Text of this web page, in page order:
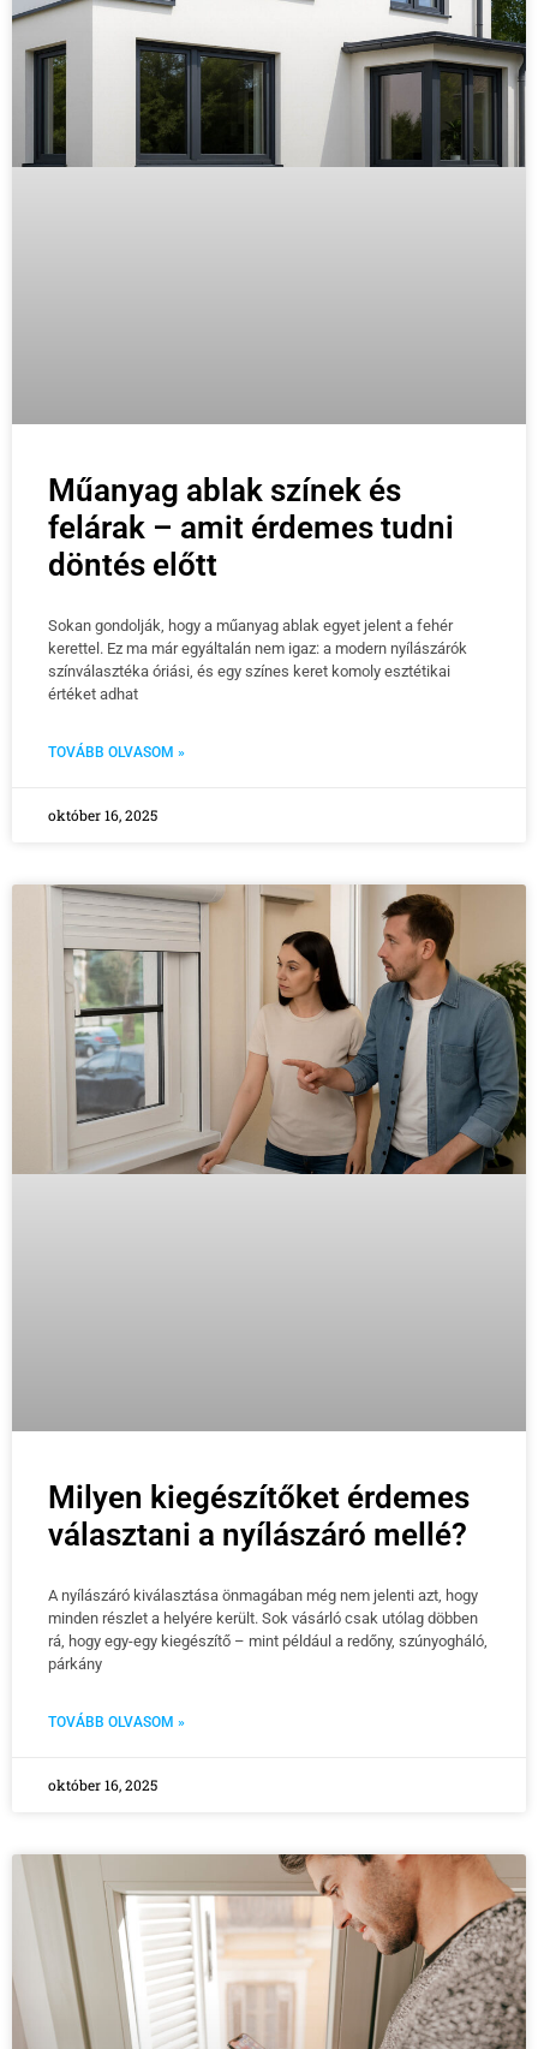
Műanyag ablak színek és
felárak – amit érdemes tudni
döntés előtt
Sokan gondolják, hogy a műanyag ablak egyet jelent a fehér
kerettel. Ez ma már egyáltalán nem igaz: a modern nyílászárók
színválasztéka óriási, és egy színes keret komoly esztétikai
értéket adhat
TOVÁBB OLVASOM »
október 16, 2025
Milyen kiegészítőket érdemes
választani a nyílászáró mellé?
A nyílászáró kiválasztása önmagában még nem jelenti azt, hogy
minden részlet a helyére került. Sok vásárló csak utólag döbben
rá, hogy egy-egy kiegészítő – mint például a redőny, szúnyogháló,
párkány
TOVÁBB OLVASOM »
október 16, 2025